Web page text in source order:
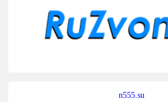
n555.su